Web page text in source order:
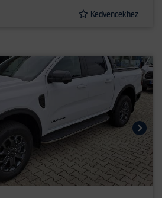
Kedvencekhez